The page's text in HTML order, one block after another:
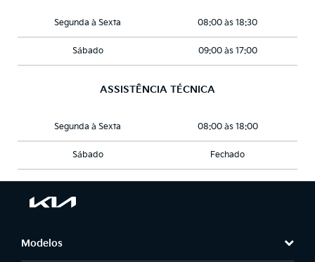
Segunda à Sexta 08:00 às 18:30
Sábado 09:00 às 17:00
ASSISTÊNCIA TÉCNICA
Segunda à Sexta 08:00 às 18:00
Sábado Fechado
Modelos